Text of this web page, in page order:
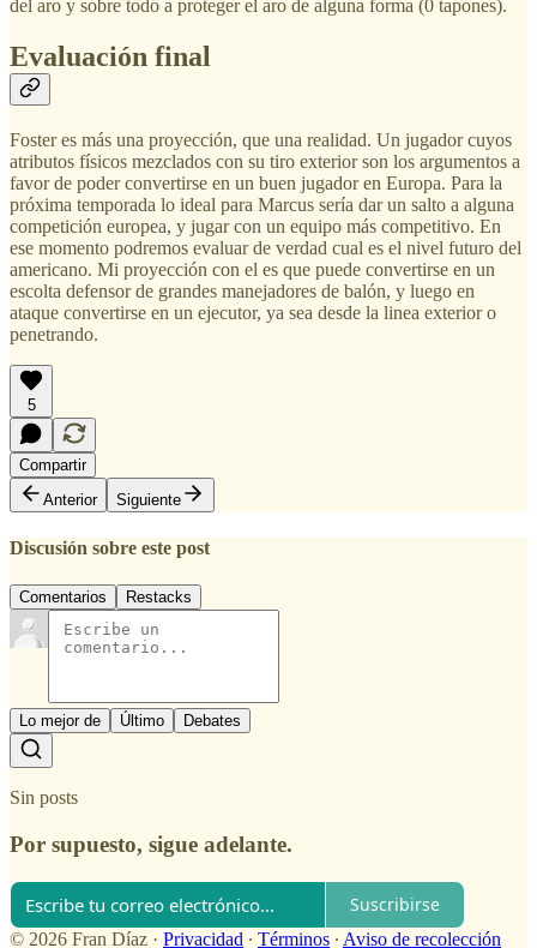
del aro y sobre todo a proteger el aro de alguna forma (0 tapones).
Evaluación final
Foster es más una proyección, que una realidad. Un jugador cuyos
atributos físicos mezclados con su tiro exterior son los argumentos a
favor de poder convertirse en un buen jugador en Europa. Para la
próxima temporada lo ideal para Marcus sería dar un salto a alguna
competición europea, y jugar con un equipo más competitivo. En
ese momento podremos evaluar de verdad cual es el nivel futuro del
americano. Mi proyección con el es que puede convertirse en un
escolta defensor de grandes manejadores de balón, y luego en
ataque convertirse en un ejecutor, ya sea desde la linea exterior o
penetrando.
5
Compartir
Anterior
Siguiente
Discusión sobre este post
Comentarios Restacks
Lo mejor de Último Debates
Sin posts
Por supuesto, sigue adelante.
Suscribirse
© 2026 Fran Díaz · Privacidad ∙ Términos ∙ Aviso de recolección